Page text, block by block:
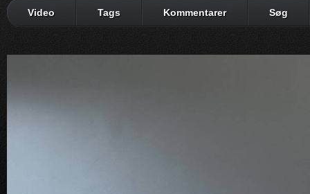
Video Tags Kommentarer Søg